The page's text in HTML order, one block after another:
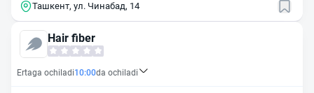
Ташкент, ул. Чинабад, 14
Hair fiber
Ertaga ochiladi10:00da ochiladi